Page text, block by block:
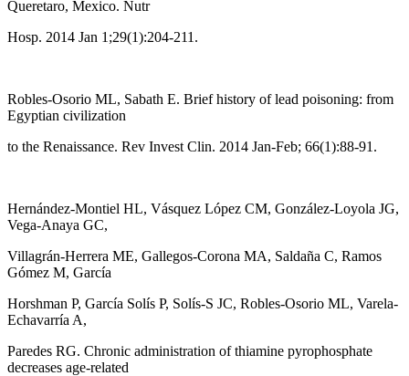
Queretaro, Mexico. Nutr
Hosp. 2014 Jan 1;29(1):204-211.
Robles-Osorio ML, Sabath E. Brief history of lead poisoning: from
Egyptian civilization
to the Renaissance. Rev Invest Clin. 2014 Jan-Feb; 66(1):88-91.
Hernández-Montiel HL, Vásquez López CM, González-Loyola JG,
Vega-Anaya GC,
Villagrán-Herrera ME, Gallegos-Corona MA, Saldaña C, Ramos
Gómez M, García
Horshman P, García Solís P, Solís-S JC, Robles-Osorio ML, Varela-
Echavarría A,
Paredes RG. Chronic administration of thiamine pyrophosphate
decreases age-related